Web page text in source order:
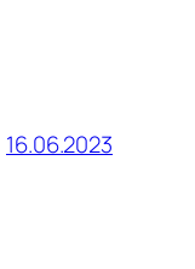
16.06.2023